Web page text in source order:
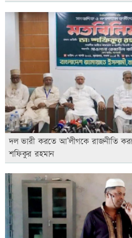
দল ভারী করতে আ’লীগকে রাজনীতি
শফিকুর রহমান